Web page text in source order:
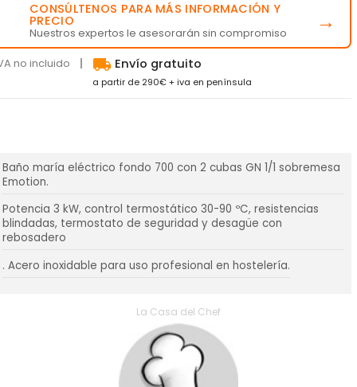
CONSÚLTENOS PARA MÁS INFORMACIÓN Y
PRECIO
Nuestros expertos le asesorarán sin compromiso →
no incluido local_shipping Envío gratuito
a partir de 290€ + iva en península
Baño maría eléctrico fondo 700 con 2 cubas GN 1/1 sobremesa
Emotion.
Potencia 3 kW, control termostático 30-90 ºC, resistencias
blindadas, termostato de seguridad y desagüe con
rebosadero
. Acero inoxidable para uso profesional en hostelería.
La Casa del Chef